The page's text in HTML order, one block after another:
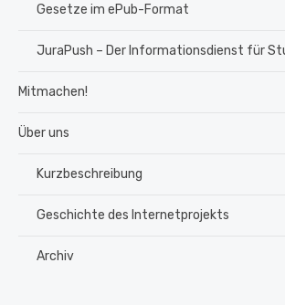
Gesetze im ePub-Format
JuraPush – Der Informationsdienst für
Mitmachen!
Über uns
Kurzbeschreibung
Geschichte des Internetprojekts
Archiv